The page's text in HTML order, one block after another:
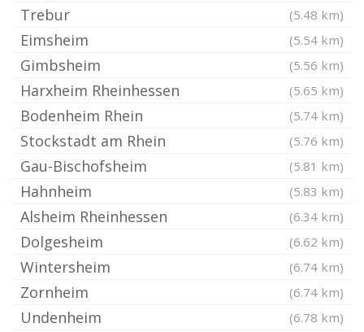
Trebur (5.48 km)
Eimsheim (5.54 km)
Gimbsheim (5.56 km)
Harxheim Rheinhessen (5.65 km)
Bodenheim Rhein (5.74 km)
Stockstadt am Rhein (5.76 km)
Gau-Bischofsheim (5.81 km)
Hahnheim (5.83 km)
Alsheim Rheinhessen (6.34 km)
Dolgesheim (6.62 km)
Wintersheim (6.74 km)
Zornheim (6.74 km)
Undenheim (6.78 km)